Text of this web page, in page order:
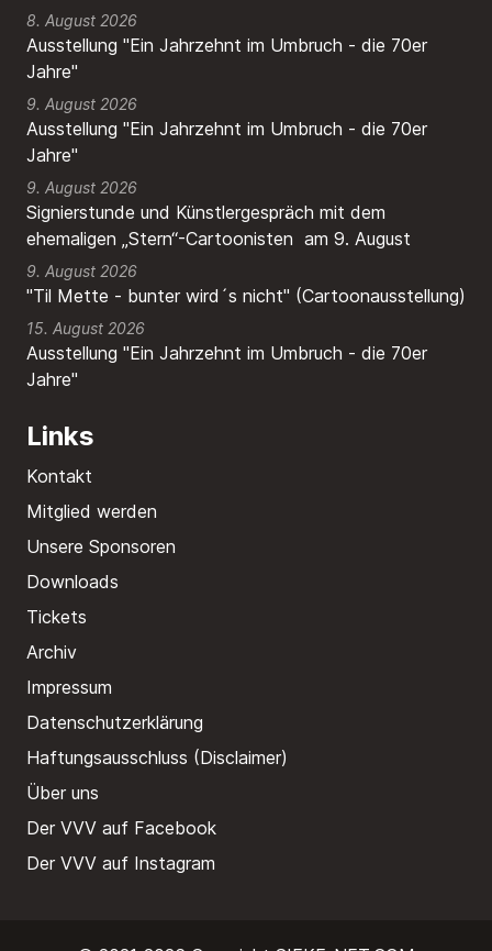
8. August 2026
Ausstellung "Ein Jahrzehnt im Umbruch - die 70er
Jahre"
9. August 2026
Ausstellung "Ein Jahrzehnt im Umbruch - die 70er
Jahre"
9. August 2026
Signierstunde und Künstlergespräch mit dem
ehemaligen „Stern“-Cartoonisten am 9. August
9. August 2026
"Til Mette - bunter wird´s nicht" (Cartoonausstellung)
15. August 2026
Ausstellung "Ein Jahrzehnt im Umbruch - die 70er
Jahre"
Links
Kontakt
Mitglied werden
Unsere Sponsoren
Downloads
Tickets
Archiv
Impressum
Datenschutzerklärung
Haftungsausschluss (Disclaimer)
Über uns
Der VVV auf Facebook
Der VVV auf Instagram